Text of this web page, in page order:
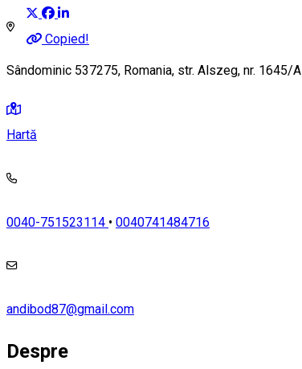
Copied!
Sândominic 537275, Romania, str. Alszeg, nr. 1645/A
Hartă
0040-751523114 • 0040741484716
andibod87@gmail.com
Despre